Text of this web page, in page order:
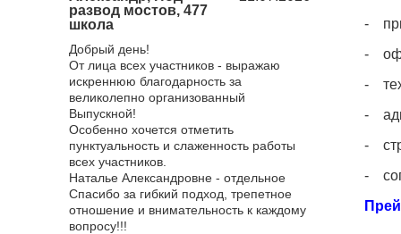
развод мостов, 477
школа
Добрый день!
От лица всех участников - выражаю
искреннюю благодарность за
великолепно организованный
Выпускной!
Особенно хочется отметить
пунктуальность и слаженность работы
всех участников.
Наталье Александровне - отдельное
Спасибо за гибкий подход, трепетное
отношение и внимательность к каждому
вопросу!!!
Хочу
нас
достаточное,
и отдельное
всяких
ведущую, она
всем!
-
-
-
-
-
-